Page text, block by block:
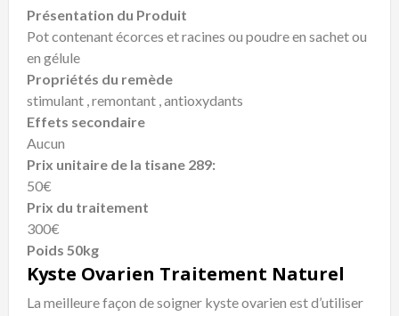
Présentation du Produit
Pot contenant écorces et racines ou poudre en sachet ou
en gélule
Propriétés du remède
stimulant , remontant , antioxydants
Effets secondaire
Aucun
Prix unitaire de la tisane 289:
50€
Prix du traitement
300€
Poids 50kg
Kyste Ovarien Traitement Naturel
La meilleure façon de soigner kyste ovarien est d’utiliser